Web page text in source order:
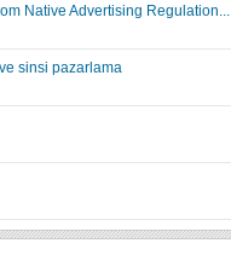
Native Advertising Regulation...
sinsi pazarlama